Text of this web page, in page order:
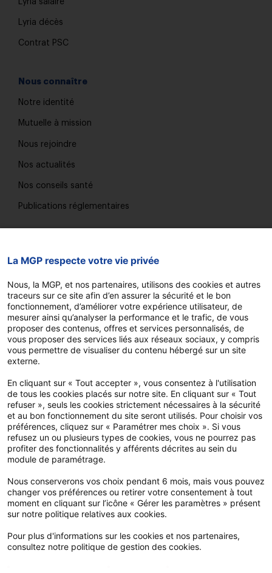
Lyria décès
Contrat PSC
Nous connaître
Notre identité
Mutuelle à mission
Nous rejoindre
Nos actualités
Nos conseils santé
Publications réglementaires
Trouver une agence
FAQ
Espace élu
Espace adhérent
Devis et adhésion en ligne
Notre application
La MGP respecte votre vie privée
Nous, la MGP, et nos partenaires, utilisons des cookies et autres
traceurs sur ce site afin d’en assurer la sécurité et le bon
fonctionnement, d’améliorer votre expérience utilisateur, de
mesurer ainsi qu’analyser la performance et le trafic, de vous
proposer des contenus, offres et services personnalisés, de
vous proposer des services liés aux réseaux sociaux, y compris
vous permettre de visualiser du contenu hébergé sur un site
externe.
En cliquant sur « Tout accepter », vous consentez à l'utilisation
de tous les cookies placés sur notre site. En cliquant sur « Tout
refuser », seuls les cookies strictement nécessaires à la sécurité
et au bon fonctionnement du site seront utilisés. Pour choisir vos
préférences, cliquez sur « Paramétrer mes choix ». Si vous
refusez un ou plusieurs types de cookies, vous ne pourrez pas
profiter des fonctionnalités y afférents décrites au sein du
module de paramétrage.
Nous conserverons vos choix pendant 6 mois, mais vous pouvez
changer vos préférences ou retirer votre consentement à tout
moment en cliquant sur l’icône « Gérer les paramètres » présent
sur notre politique relatives aux cookies.
Pour plus d'informations sur les cookies et nos partenaires,
consultez notre politique de gestion des cookies.